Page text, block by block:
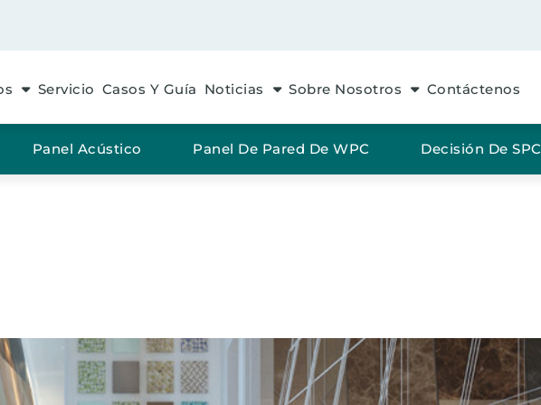
Servicio Casos Y Guía Noticias Sobre Nosotros Contáctenos
Panel Acústico Panel De Pared De WPC Decisión De SPC